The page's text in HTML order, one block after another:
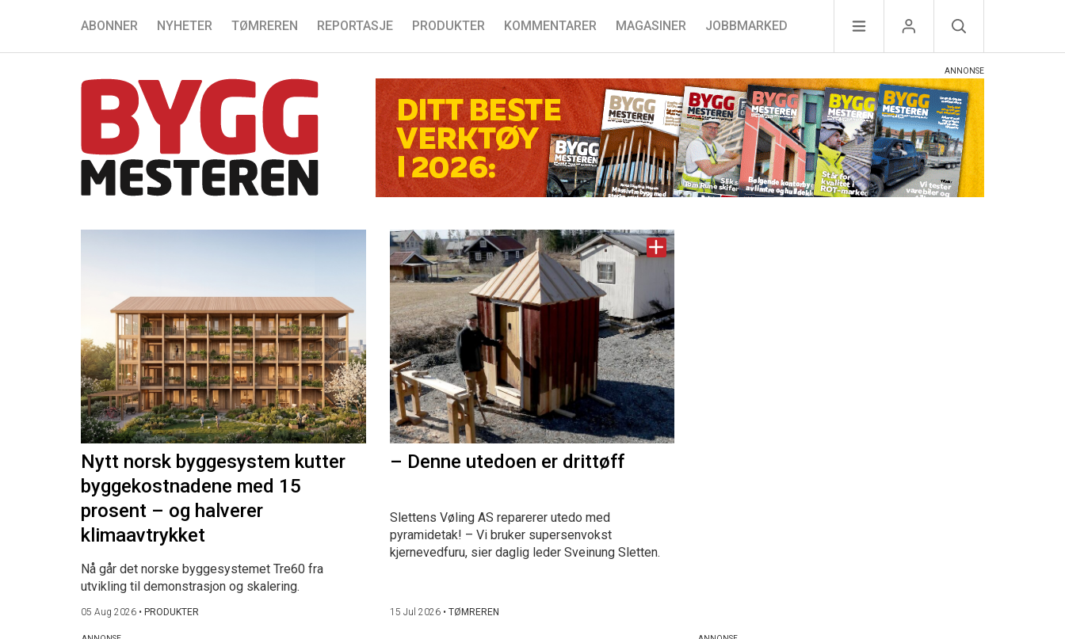
ABONNER NYHETER TØMREREN REPORTASJE PRODUKTER KOMMENTARER MAGASINER JOBBMARKED
Nytt norsk byggesystem kutter
byggekostnadene med 15
prosent – og halverer
klimaavtrykket
Nå går det norske byggesystemet Tre60 fra
utvikling til demonstrasjon og skalering.
05 Aug 2026 • PRODUKTER
– Denne utedoen er drittøff
Slettens Vøling AS reparerer utedo med
pyramidetak! – Vi bruker supersenvokst
kjernevedfuru, sier daglig leder Sveinung Sletten.
15 Jul 2026• TØMREREN